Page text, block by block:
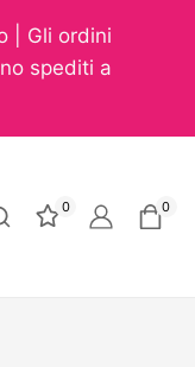
| Gli ordini
spediti a
0 0